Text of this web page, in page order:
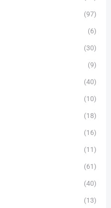
(97)
(6)
(30)
(9)
(40)
(10)
(18)
(16)
(11)
(61)
(40)
(13)